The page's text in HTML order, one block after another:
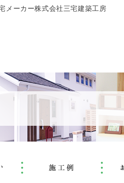
メーカー株式会社三宅建築工房